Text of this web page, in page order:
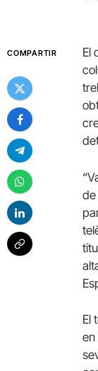
COMPARTIR
El
de
El
en